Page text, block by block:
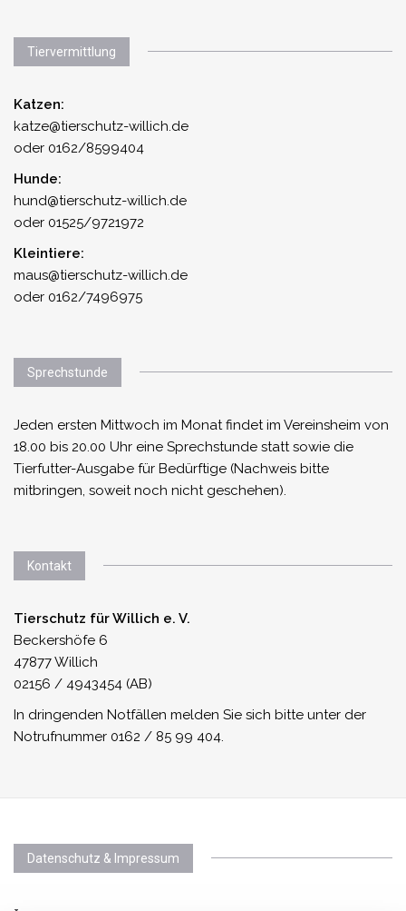
Tiervermittlung
Katzen:
katze@tierschutz-willich.de
oder 0162/8599404
Hunde:
hund@tierschutz-willich.de
oder 01525/9721972
Kleintiere:
maus@tierschutz-willich.de
oder 0162/7496975
Sprechstunde
Jeden ersten Mittwoch im Monat findet im Vereinsheim von
18.00 bis 20.00 Uhr eine Sprechstunde statt sowie die
Tierfutter-Ausgabe für Bedürftige (Nachweis bitte
mitbringen, soweit noch nicht geschehen).
Kontakt
Tierschutz für Willich e. V.
Beckershöfe 6
47877 Willich
02156 / 4943454 (AB)
In dringenden Notfällen melden Sie sich bitte unter der
Notrufnummer 0162 / 85 99 404.
Datenschutz & Impressum